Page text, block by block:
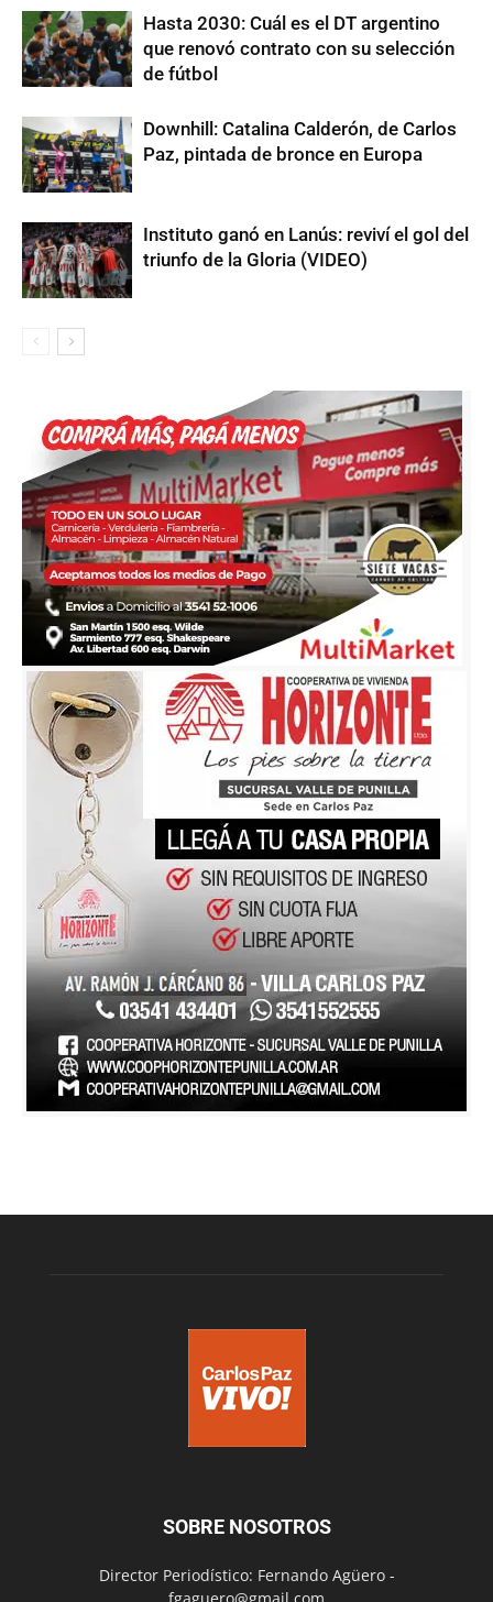
Hasta 2030: Cuál es el DT argentino
que renovó contrato con su selección
de fútbol
Downhill: Catalina Calderón, de Carlos
Paz, pintada de bronce en Europa
Instituto ganó en Lanús: reviví el gol del
triunfo de la Gloria (VIDEO)
SOBRE NOSOTROS
Director Periodístico: Fernando Agüero -